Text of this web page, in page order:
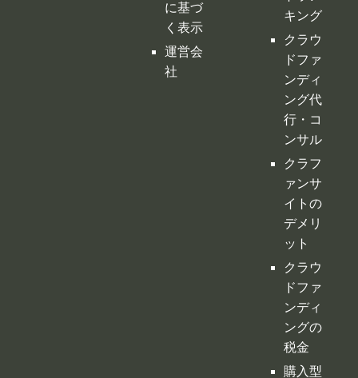
ング代
ンサル
クラフ
ァンサ
イトの
デメリ
クラウ
ドファ
ンディ
ングの
購入型
クラウ
ドファ
ンディ
ング